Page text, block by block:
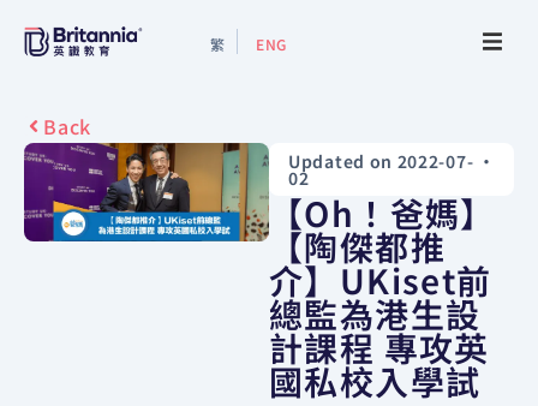
繁 ENG
Events
Study Guide
Study Info
Back
Updated on 2022-07-
02
•
【Oh！爸媽】
【陶傑都推
介】UKiset前
總監為港生設
計課程 專攻英
國私校入學試